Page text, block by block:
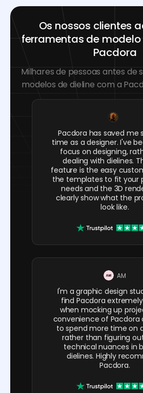
Os nossos clientes
ferramentas de
Pacdora
Milhares de pessoas antes de
modelos de dieline com a
Pacdora has saved me
time as a designer. I've
focus on designing,
dealing with dielines.
feature is the easy
the templates to fit your
needs and the 3D
clearly show what the
look like.
AM
I'm a graphic design
find Pacdora
when mocking up
convenience of Pacdora
to spend more time on
rather than figuring
technical nuances in
dielines. Highly
Pacdora.